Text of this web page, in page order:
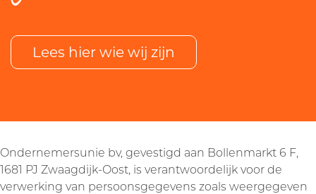
Lees hier wie wij zijn
Ondernemersunie bv, gevestigd aan Bollenmarkt 6 F,
1681 PJ Zwaagdijk-Oost, is verantwoordelijk voor de
verwerking van persoonsgegevens zoals weergegeven